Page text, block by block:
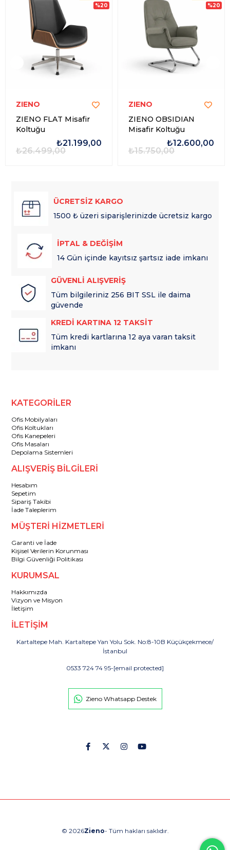
ZIENO
ZIENO FLAT Misafir
Koltuğu
₺21.199,00
₺26.499,00
%20
ZIENO
ZIENO OBSIDIAN
Misafir Koltuğu
₺12.600,00
₺15.750,00
%20
ÜCRETSİZ KARGO
1500 ₺ üzeri siparişlerinizde ücretsiz kargo
İPTAL & DEĞİŞİM
14 Gün içinde kayıtsız şartsız iade imkanı
GÜVENLİ ALIŞVERİŞ
Tüm bilgileriniz 256 BIT SSL ile daima
güvende
KREDİ KARTINA 12 TAKSİT
Tüm kredi kartlarına 12 aya varan taksit
imkanı
KATEGORİLER
Ofis Mobilyaları
Ofis Koltukları
Ofis Kanepeleri
Ofis Masaları
Depolama Sistemleri
ALIŞVERİŞ BİLGİLERİ
Hesabım
Sepetim
Sipariş Takibi
İade Taleplerim
MÜŞTERİ HİZMETLERİ
Garanti ve İade
Kişisel Verilerin Korunması
Bilgi Güvenliği Politikası
KURUMSAL
Hakkımızda
Vizyon ve Misyon
İletişim
İLETİŞİM
Kartaltepe Mah. Kartaltepe Yan Yolu Sok. No:8-10B Küçükçekmece/
İstanbul
0533 724 74 95-[email protected]
Zieno Whatsapp Destek
© 2026Zieno- Tüm hakları saklıdır.